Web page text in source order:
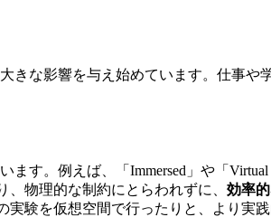
きな影響を与え始めています。仕事
ます。例えば、「Immersed」や「
物理的な制約にとらわれずに、 効率
実験を仮想空間で行ったりと、より実